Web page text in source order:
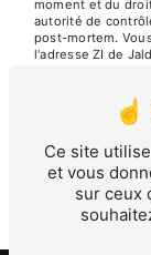
moment et du
autorité de
post-mortem.
l'adresse ZI de
par courrier
justificatif
vos données
durée de
contentieux.
d'opposition au
adresse:
d’informations
Ce site
et vous
sur ceux